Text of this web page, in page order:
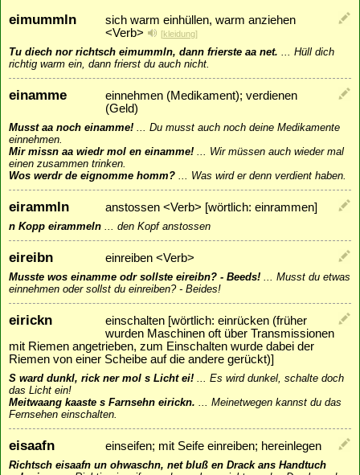
eimummln
sich warm einhüllen, warm anziehen
<Verb>
[kleidung]
Tu diech nor richtsch eimummln, dann frierste aa net.
Hüll dich
richtig warm ein, dann frierst du auch nicht.
einamme
einnehmen (Medikament); verdienen
(Geld)
Musst aa noch einamme!
Du musst auch noch deine Medikamente
einnehmen.
Mir missn aa wiedr mol en einamme!
Wir müssen auch wieder mal
einen zusammen trinken.
Wos werdr de eignomme homm?
Was wird er denn verdient haben.
eirammln anstossen <Verb> [wörtlich: einrammen]
n Kopp eirammeln den Kopf anstossen
eireibn einreiben <Verb>
Musste wos einamme odr sollste eireibn? - Beeds!
Musst du etwas
einnehmen oder sollst du einreiben? - Beides!
eirickn
einschalten [wörtlich: einrücken (früher
wurden Maschinen oft über Transmissionen
mit Riemen angetrieben, zum Einschalten wurde dabei der
Riemen von einer Scheibe auf die andere gerückt)]
S ward dunkl, rick ner mol s Licht ei!
Es wird dunkel, schalte doch
das Licht ein!
Meitwaang kaaste s Farnsehn eirickn.
Meinetwegen kannst du das
Fernsehen einschalten.
eisaafn einseifen; mit Seife einreiben; hereinlegen
Richtsch eisaafn un ohwaschn, net bluß en Drack ans Handtuch